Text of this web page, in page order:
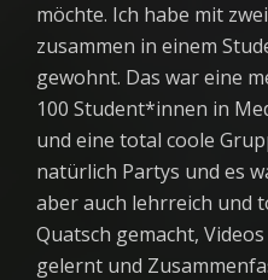
möchte. Ich habe mit
zusammen in einem
gewohnt. Das war eine
100 Student*innen in
und eine total coole
natürlich Partys und es
aber auch lehrreich und
Quatsch gemacht,
gelernt und